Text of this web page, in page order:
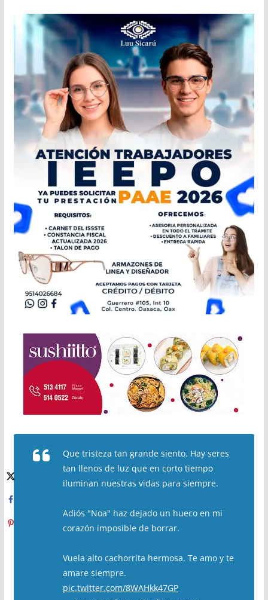
Que tristeza tan grande siento. Hay seres
tan llenos de luz que en corto tiempo
iluminan nuestras vidas para siempre.
Adiós "Noa" haz dejado un hueco en mi
corazón imposible de borrar.
Vuela alto cachorrita hermosa. Te amo y te
amare siempre.
pic.twitter.com/8WAHkk47GP